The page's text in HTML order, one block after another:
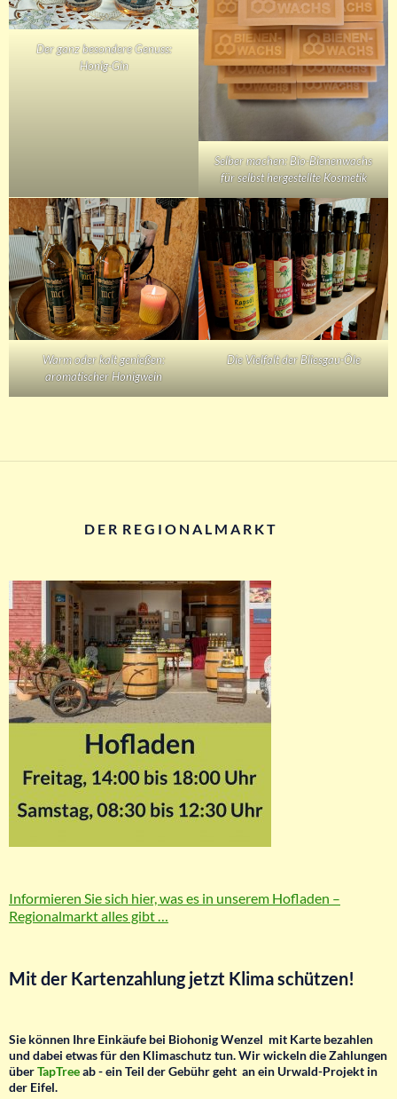
Der ganz besondere Genuss:
Honig-Gin
Selber machen: Bio-Bienenwachs
für selbst hergestellte Kosmetik
Warm oder kalt genießen:
aromatischer Honigwein
Die Vielfalt der Bliesgau-Öle
D E R R E G I O N A L M A R K T
Informieren Sie sich hier, was es in unserem Hofladen –
Regionalmarkt alles gibt …
Mit der Kartenzahlung jetzt Klima schützen!
Sie können Ihre Einkäufe bei Biohonig Wenzel mit Karte bezahlen
und dabei etwas für den Klimaschutz tun.Wir wickeln die Zahlungen
überTapTreeab - ein Teil der Gebühr geht an ein Urwald-Projekt in
der Eifel.